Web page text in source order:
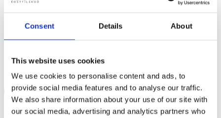
Consent Details About
This website uses cookies
We use cookies to personalise content and ads, to
provide social media features and to analyse our traffic.
We also share information about your use of our site with
our social media, advertising and analytics partners who
Ingre­di­en­ser
Klik for at læse mere